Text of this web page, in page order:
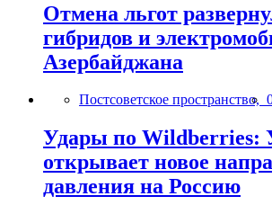
Отмена льгот
гибридов и
Азербайджана
Постсоветское пространство,
Удары по Wildberries:
открывает новое
давления на Россию